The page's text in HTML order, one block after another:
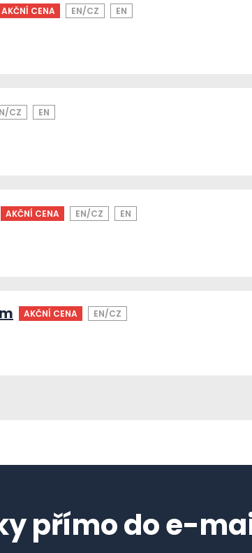
AKČNÍ CENA EN/CZ EN
CZ EN
AKČNÍ CENA EN/CZ EN
AKČNÍ CENA EN/CZ
přímo do e-